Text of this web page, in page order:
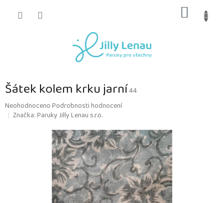
KOŠÍK
Šátek kolem krku jarní44
Průměrné
hodnocení
NeohodnocenoPodrobnosti hodnocení
Značka:Paruky Jilly Lenau s.r.o.